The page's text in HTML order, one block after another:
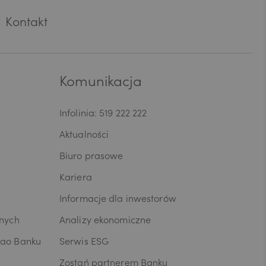
lub
kopię
umowy lub
lub z
skargi
o
jest
Kontakt
Banku
Komunikacja
Infolinia: 519 222 222
Aktualności
Biuro prasowe
Kariera
Informacje dla inwestorów
Analizy ekonomiczne
Serwis ESG
Zostań partnerem Banku